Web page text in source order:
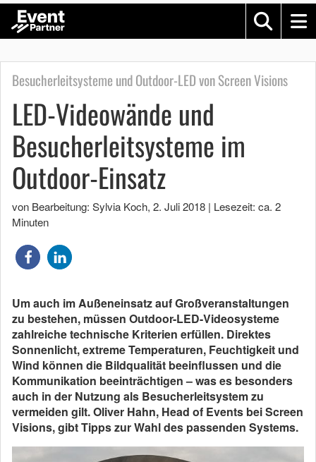
Besucherleitsysteme und Outdoor-LED von Screen Visions
LED-Videowände und
Besucherleitsysteme im
Outdoor-Einsatz
von Bearbeitung: Sylvia Koch, 2. Juli 2018 | Lesezeit: ca. 2
Minuten
Um auch im Außeneinsatz auf Großveranstaltungen
zu bestehen, müssen Outdoor-LED-Videosysteme
zahlreiche technische Kriterien erfüllen. Direktes
Sonnenlicht, extreme Temperaturen, Feuchtigkeit und
Wind können die Bildqualität beeinflussen und die
Kommunikation beeinträchtigen – was es besonders
auch in der Nutzung als Besucherleitsystem zu
vermeiden gilt. Oliver Hahn, Head of Events bei Screen
Visions, gibt Tipps zur Wahl des passenden Systems.